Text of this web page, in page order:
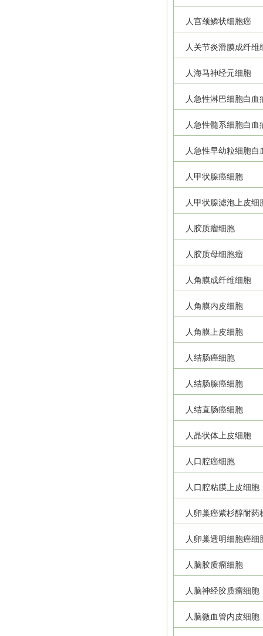
人宫颈鳞状细胞癌
人关节炎滑膜成纤维
人海马神经元细胞
人急性淋巴细胞白血
人急性髓系细胞白血
人急性早幼粒细胞白
人甲状腺癌细胞
人甲状腺滤泡上皮细
人胶质瘤细胞
人胶质母细胞瘤
人角膜成纤维细胞
人角膜内皮细胞
人角膜上皮细胞
人结肠癌细胞
人结肠腺癌细胞
人结直肠癌细胞
人晶状体上皮细胞
人口腔癌细胞
人口腔粘膜上皮细胞
人卵巢癌紫杉醇耐药
人卵巢透明细胞癌细
人脑胶质瘤细胞
人脑神经胶质瘤细胞
人脑微血管内皮细胞